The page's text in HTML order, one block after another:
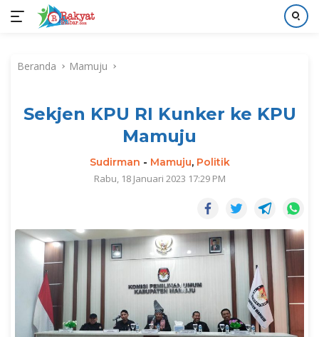
kontenBeranda Mamuju
Sekjen KPU RI Kunker ke KPU
Mamuju
Sudirman - Mamuju, Politik
Rabu, 18 Januari 2023 17:29 PM